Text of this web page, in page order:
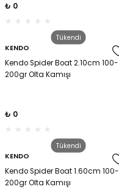
₺ 0
Tükendi
KENDO
Kendo Spider Boat 2.10cm 100-
200gr Olta Kamışı
₺ 0
Tükendi
KENDO
Kendo Spider Boat 1.60cm 100-
200gr Olta Kamışı